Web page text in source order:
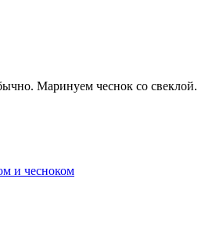
Маринуем чеснок со свеклой.
и чесноком